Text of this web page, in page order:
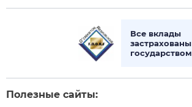
Все вклады
застрахованы
государством
Полезные сайты: